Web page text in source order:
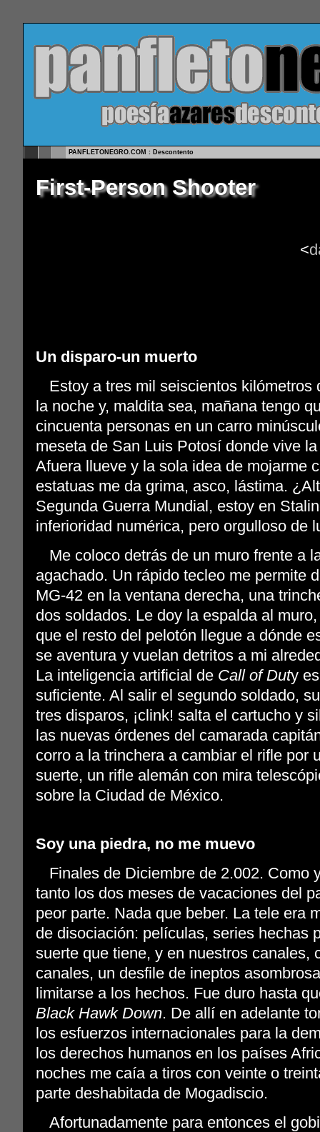
PANFLETONEGRO.COM : Descontento
First-Person Shooter
<
Un disparo-un muerto
Estoy a tres mil seiscientos kilómetros
la noche y, maldita sea, mañana tengo
cincuenta personas en un carro
meseta de San Luis Potosí donde vive
Afuera llueve y la sola idea de mojarme
estatuas me da grima, asco, lástima.
Segunda Guerra Mundial, estoy en
inferioridad numérica, pero orgulloso de
Me coloco detrás de un muro frente a
agachado. Un rápido tecleo me permite
MG-42 en la ventana derecha, una
dos soldados. Le doy la espalda al
que el resto del pelotón llegue a dónde
se aventura y vuelan detritos a mi
La inteligencia artificial de Call of Duty
suficiente. Al salir el segundo soldado,
tres disparos, ¡clink! salta el cartucho y
las nuevas órdenes del camarada
corro a la trinchera a cambiar el rifle por
suerte, un rifle alemán con mira
sobre la Ciudad de México.
Soy una piedra, no me muevo
Finales de Diciembre de 2.002. Como
tanto los dos meses de vacaciones del
peor parte. Nada que beber. La tele era
de disociación: películas, series hechas
suerte que tiene, y en nuestros canales,
canales, un desfile de ineptos
limitarse a los hechos. Fue duro hasta
Black Hawk Down. De allí en adelante
los esfuerzos internacionales para la
los derechos humanos en los países
noches me caía a tiros con veinte o
parte deshabitada de Mogadiscio.
Afortunadamente para entonces el